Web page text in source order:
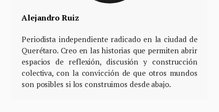
Alejandro Ruiz
Periodista independiente radicado en la ciudad de
Querétaro. Creo en las historias que permiten abrir
espacios de reflexión, discusión y construcción
colectiva, con la convicción de que otros mundos
son posibles si los construimos desde abajo.